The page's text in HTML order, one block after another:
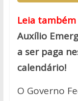
Leia também
Auxílio
a ser paga
calendário!
O Governo